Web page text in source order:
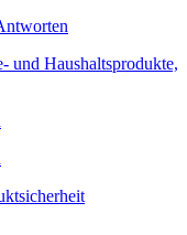
und Haushaltsprodukte,